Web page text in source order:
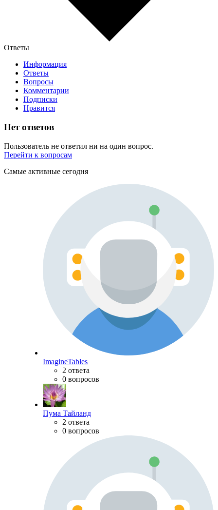
Ответы
Информация
Ответы
Вопросы
Комментарии
Подписки
Нравится
Нет ответов
Пользователь не ответил ни на один вопрос.
Перейти к вопросам
Самые активные сегодня
ImagineTables
2 ответа
0 вопросов
Пума Тайланд
2 ответа
0 вопросов